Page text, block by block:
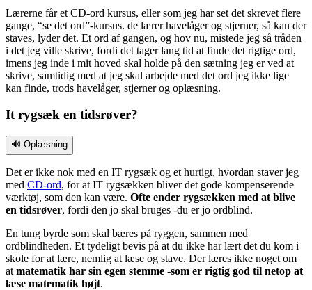
Lærerne får et CD-ord kursus, eller som jeg har set det skrevet flere
gange, “se det ord”-kursus. de lærer havelåger og stjerner, så kan der
staves, lyder det. Et ord af gangen, og hov nu, mistede jeg så tråden
i det jeg ville skrive, fordi det tager lang tid at finde det rigtige ord,
imens jeg inde i mit hoved skal holde på den sætning jeg er ved at
skrive, samtidig med at jeg skal arbejde med det ord jeg ikke lige
kan finde, trods havelåger, stjerner og oplæsning.
It rygsæk en tidsrøver?
🔊 Oplæsning
Det er ikke nok med en IT rygsæk og et hurtigt, hvordan staver jeg
med CD-ord, for at IT rygsækken bliver det gode kompenserende
værktøj, som den kan være. Ofte ender rygsækken med at blive
en tidsrøver, fordi den jo skal bruges -du er jo ordblind.
En tung byrde som skal bæres på ryggen, sammen med
ordblindheden. Et tydeligt bevis på at du ikke har lært det du kom i
skole for at lære, nemlig at læse og stave. Der læres ikke noget om
at matematik har sin egen stemme -som er rigtig god til netop at
læse matematik højt.